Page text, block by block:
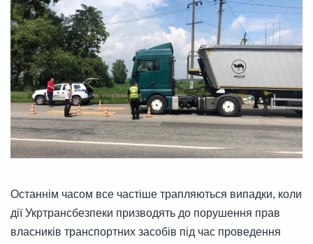
Останнім часом все частіше трапляються випадки, коли
дії Укртрансбезпеки призводять до порушення прав
власників транспортних засобів під час проведення